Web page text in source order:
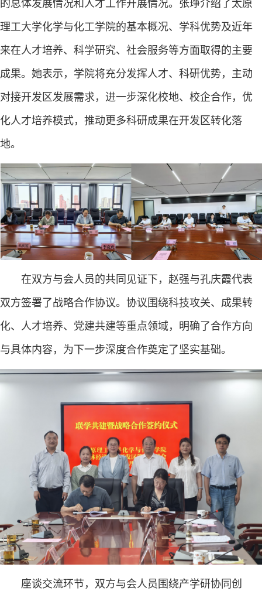
的总体发展情况和人才工作开展情况。张琤介绍了太原
理工大学化学与化工学院的基本概况、学科优势及近年
来在人才培养、科学研究、社会服务等方面取得的主要
成果。她表示，学院将充分发挥人才、科研优势，主动
对接开发区发展需求，进一步深化校地、校企合作，优
化人才培养模式，推动更多科研成果在开发区转化落
地。
在双方与会人员的共同见证下，赵强与孔庆霞代表
双方签署了战略合作协议。协议围绕科技攻关、成果转
化、人才培养、党建共建等重点领域，明确了合作方向
与具体内容，为下一步深度合作奠定了坚实基础。
座谈交流环节，双方与会人员围绕产学研协同创